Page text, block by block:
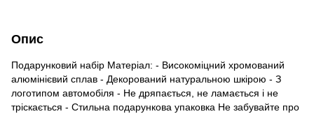
Опис
Подарунковий набір Матеріал: - Високоміцний хромований
алюмінієвий сплав - Декорований натуральною шкірою - З
логотипом автомобіля - Не дряпається, не ламається і не
тріскається - Стильна подарункова упаковка Не забувайте про